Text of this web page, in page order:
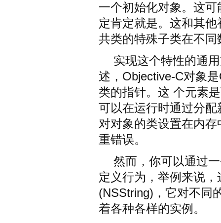
一个初始化对象。这
定肯定就是。这和其
共类的特殊子类在不
实现这个特性的通
述，Objective-C对象
类的指针。这 个元素
可以在运行时通过分
对对象的类设置在内
重错误。
然而，你可以通过
定义行为，举例来说
(NSString)，它对不同
着各种各样的实例。